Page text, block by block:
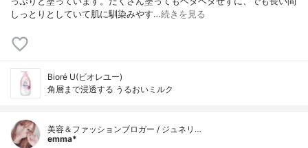
しっとりとしていて肌に馴染みやす…続きを見る
Bioré U(ビオレユー)
角層まで浸透する うるおいミルク
美容＆ファッションブロガー / ジュネリ…
emma*